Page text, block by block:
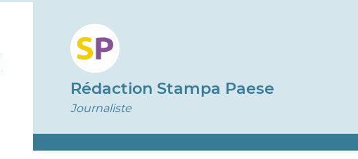
Rédaction Stampa Paese
Journaliste